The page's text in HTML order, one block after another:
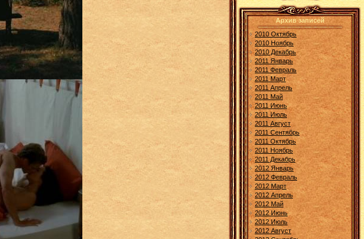
Архив записей
2010 Октябрь
2010 Ноябрь
2010 Декабрь
2011 Январь
2011 Февраль
2011 Март
2011 Апрель
2011 Май
2011 Июнь
2011 Июль
2011 Август
2011 Сентябрь
2011 Октябрь
2011 Ноябрь
2011 Декабрь
2012 Январь
2012 Февраль
2012 Март
2012 Апрель
2012 Май
2012 Июнь
2012 Июль
2012 Август